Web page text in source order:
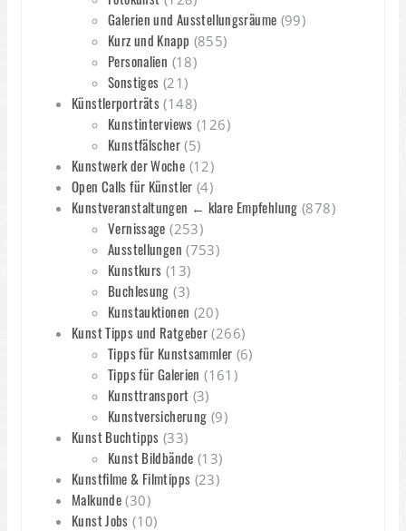
Galerien und Ausstellungsräume (99)
Kurz und Knapp (855)
Personalien (18)
Sonstiges (21)
Künstlerporträts (148)
Kunstinterviews (126)
Kunstfälscher(5)
Kunstwerk der Woche (12)
Open Calls für Künstler (4)
Kunstveranstaltungen ← klare Empfehlung (878)
Vernissage (253)
Ausstellungen (753)
Kunstkurs (13)
Buchlesung (3)
Kunstauktionen (20)
Kunst Tipps und Ratgeber (266)
Tipps für Kunstsammler (6)
Tipps für Galerien (161)
Kunsttransport (3)
Kunstversicherung (9)
Kunst Buchtipps (33)
Kunst Bildbände (13)
Kunstfilme & Filmtipps (23)
Malkunde (30)
Kunst Jobs (10)